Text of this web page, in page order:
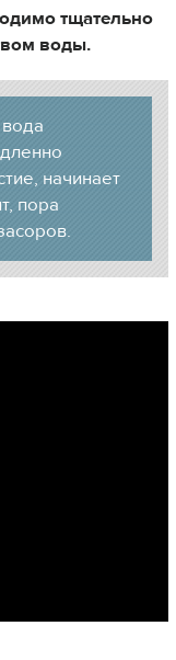
тщательно
воды.
начинает
пора